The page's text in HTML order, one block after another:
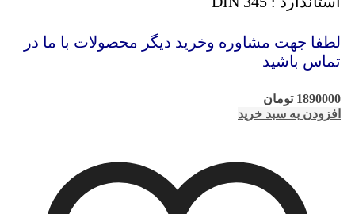
لطفا جهت مشاوره وخرید دیگر محصولات با ما در
تماس باشید
1890000 تومان
افزودن به سبد خرید